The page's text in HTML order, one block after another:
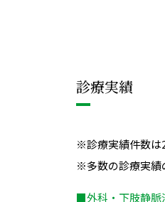
診療実績
※診療実績件数は
※多数の診療実績
■外科・下肢静脈